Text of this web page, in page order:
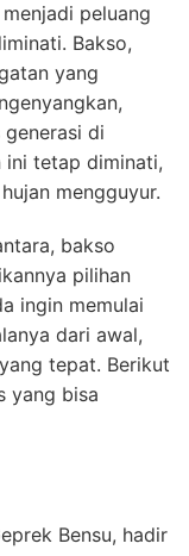
peluang
Bakso,
yang
di
ini tetap diminati,
mengguyur.
bakso
pilihan
ingin memulai
dari awal,
tepat. Berikut
yang bisa
Bensu, hadir